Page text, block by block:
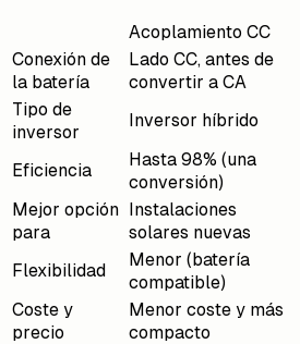
Acoplamiento CC
Conexión de
la batería
Lado CC, antes de
convertir a CA
Tipo de
inversor
Inversor híbrido
Eficiencia
Hasta 98% (una
conversión)
Mejor opción
para
Instalaciones
solares nuevas
Flexibilidad
Menor (batería
compatible)
Coste y
precio
Menor coste y más
compacto